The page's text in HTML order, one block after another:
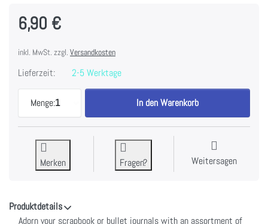
6,90 €
inkl. MwSt. zzgl. Versandkosten
Lieferzeit: 2-5 Werktage
Menge:1
Idea-Ology Sentiments Label Stickers 64/Pkg-
In den Warenkorb
Merken Fragen? Weitersagen
Produktdetails
Adorn your scrapbook or bullet journals with an assortment of